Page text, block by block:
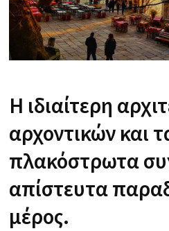
Η ιδιαίτερη
αρχοντικών και
πλακόστρωτα
απίστευτα
μέρος.